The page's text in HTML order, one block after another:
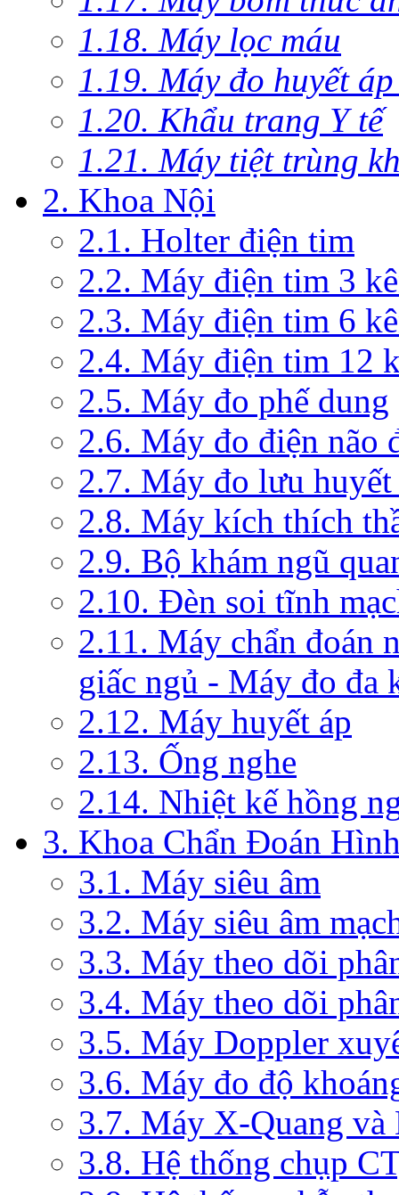
1.18. Máy lọc máu
1.19. Máy đo huyết
1.20. Khẩu trang Y tế
1.21. Máy tiệt trùng
2. Khoa Nội
2.1. Holter điện tim
2.2. Máy điện tim 3
2.3. Máy điện tim 6
2.4. Máy điện tim 12
2.5. Máy đo phế dung
2.6. Máy đo điện não
2.7. Máy đo lưu
2.8. Máy kích thích
2.9. Bộ khám ngũ
2.10. Đèn soi tĩnh
2.11. Máy chẩn đoán
giấc ngủ - Máy đo đa
2.12. Máy huyết áp
2.13. Ống nghe
2.14. Nhiệt kế hồng
3. Khoa Chẩn Đoán
3.1. Máy siêu âm
3.2. Máy siêu âm
3.3. Máy theo dõi
3.4. Máy theo dõi
3.5. Máy Doppler
3.6. Máy đo độ
3.7. Máy X-Quang
3.8. Hệ thống chụp